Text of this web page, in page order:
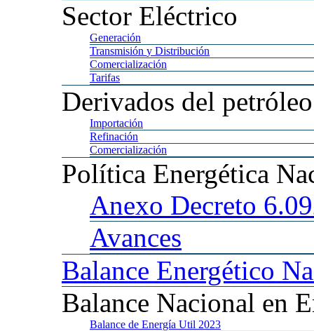
Sector Eléctrico
Generación
Transmisión y Distribución
Comercialización
Tarifas
Derivados del petróleo
Importación
Refinación
Comercialización
Política Energética
Anexo Decreto
Avances
Balance Energético
Balance Nacional en
Balance de Energía Util 2023